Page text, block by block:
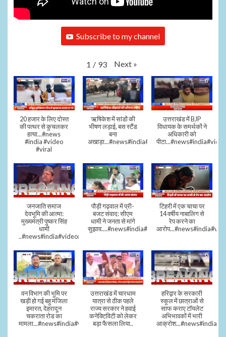
Subscribe to my channel
1 / 93 Next »
20 हजार के लिए दोस्त
की पत्थर से कुचलकर
हत्या...#news
#india #video
#viral
ऋषिकेश में सांडों की
भीषण लड़ाई, बस स्टैंड
बना
अखाड़ा...#news#india#video#viral
उत्तराखंड में BJP
विधायक के समर्थकों ने
अधिकारी को
जनजाति समाज
देवभूमि की आत्मा:
मुख्यमंत्री पुष्कर सिंह
धामी
..#news#india#video#viral
पौड़ी गढ़वाल में प्री-
बजट संवाद: सीएम
धामी ने जनता से मांगे
सुझाव....#news#india#video#viral
टिहरी में एक चाचा पर
14 वर्षीय नाबालिग से
रेप करने का
वन विभाग की भूमि पर
खड़ी हो गई बहु मंजिला
इमारत, देहरादून
चकराता रोड का
मामला...#news#india#video
उत्तराखंड में चारधाम
यात्रा से ठीक पहले
राज्य सरकार ने हवाई
कनेक्टिविटी को लेकर
बड़ा फैसला लिया..
हरिद्वार के सरकारी
स्कूल में छात्राओं से
साफ कराए टॉयलेट
अभिभावकों में भारी
आक्रोश...#news#india